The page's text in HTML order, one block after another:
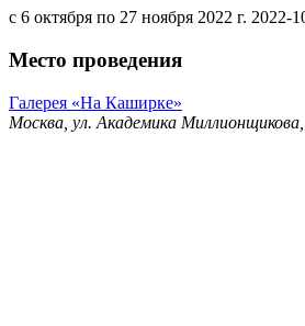
с 6 октября по 27 ноября 2022 г. 2022-
Место проведения
Галерея «На Каширке»
Москва, ул. Академика